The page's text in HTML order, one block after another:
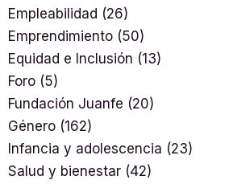
Empleabilidad (26)
Emprendimiento (50)
Equidad e Inclusión (13)
Foro (5)
Fundación Juanfe (20)
Género (162)
Infancia y adolescencia (23)
Salud y bienestar (42)